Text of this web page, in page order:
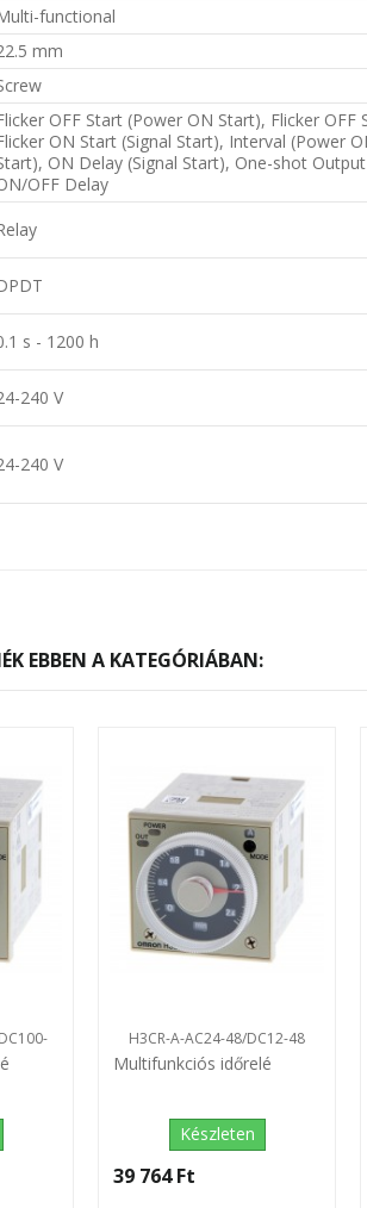
functional
mm
OFF Start (Power ON Start), Flicker
ON Start (Signal Start), Interval (Power
ON Delay (Signal Start), One-shot
OFF Delay
s - 1200 h
240 V
240 V
EBBEN A KATEGÓRIÁBAN:
H3CR-A-AC24-48/DC12-48
Multifunkciós időrelé
Készleten
39 764 Ft‎